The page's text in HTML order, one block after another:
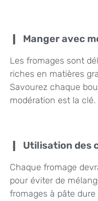
Manger avec
Les fromages sont
riches en matières
Savourez chaque
modération est la clé.
Utilisation des
Chaque fromage
pour éviter de
fromages à pâte